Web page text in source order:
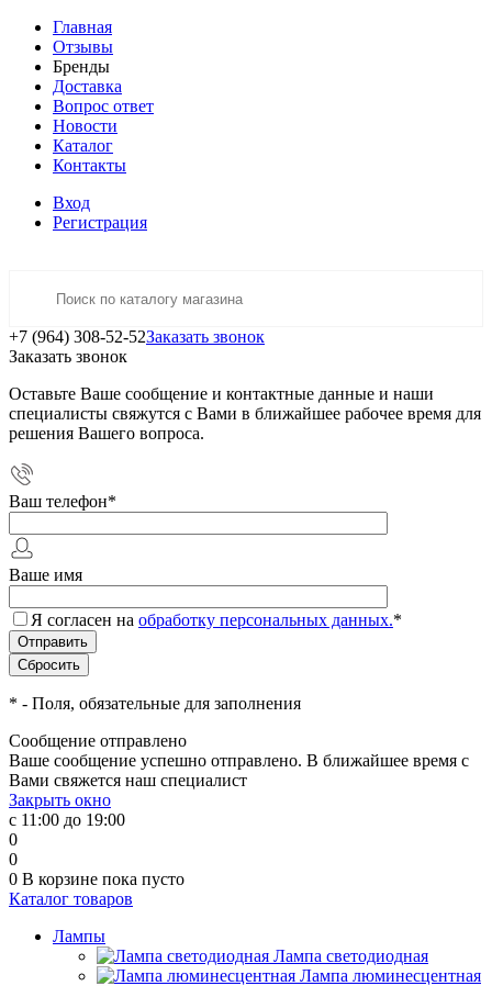
Главная
Отзывы
Бренды
Доставка
Вопрос ответ
Новости
Каталог
Контакты
Вход
Регистрация
+7 (964) 308-52-52Заказать звонок
Заказать звонок
Оставьте Ваше сообщение и контактные данные и наши
специалисты свяжутся с Вами в ближайшее рабочее время для
решения Вашего вопроса.
Ваш телефон*
Ваше имя
Я согласен на обработку персональных данных.*
* - Поля, обязательные для заполнения
Сообщение отправлено
Ваше сообщение успешно отправлено. В ближайшее время с
Вами свяжется наш специалист
Закрыть окно
с 11:00 до 19:00
0
0
0 В корзине пока пусто
Каталог товаров
Лампы
Лампа светодиодная
Лампа люминесцентная